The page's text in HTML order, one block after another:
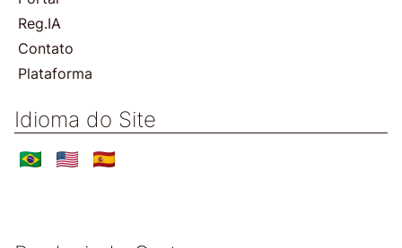
Reg.IA
Contato
Plataforma
Idioma do Site